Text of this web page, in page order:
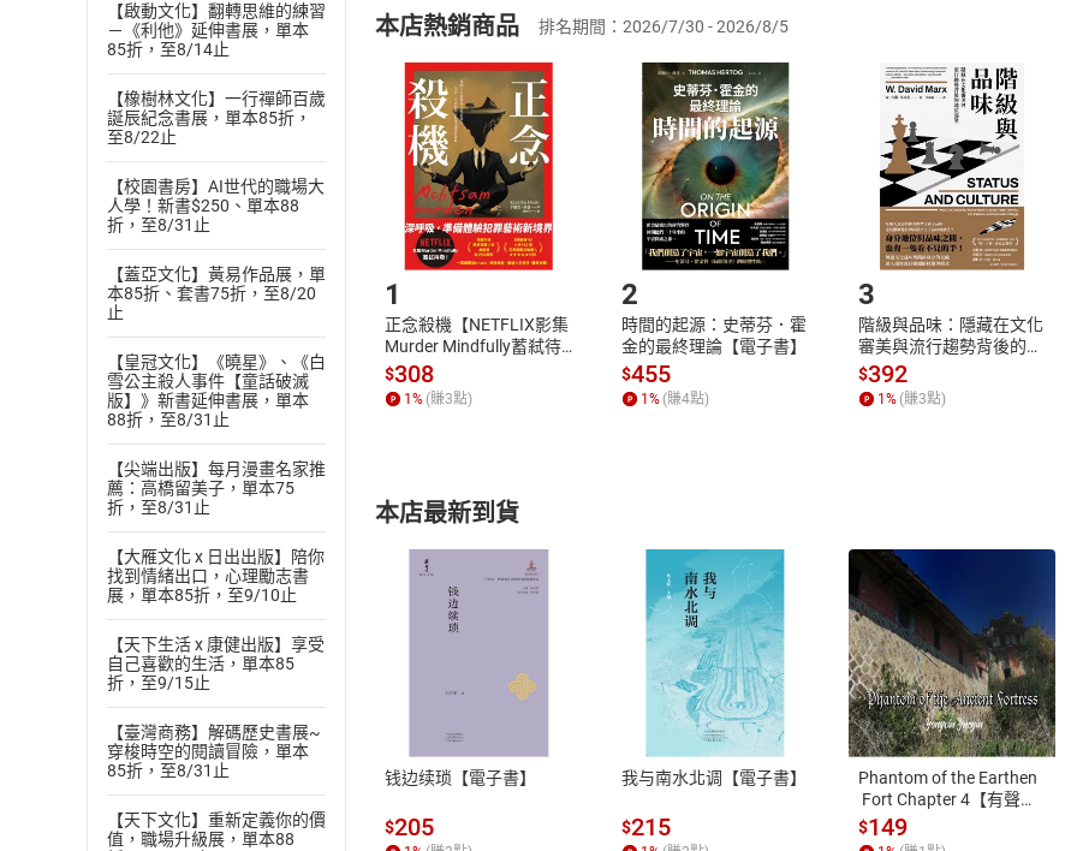
【啟動文化】翻轉思維的練習
－《利他》延伸書展，單本
85折，至8/14止
【橡樹林文化】一行禪師百歲
誕辰紀念書展，單本85折，
至8/22止
【校園書房】AI世代的職場大
人學！新書$250、單本88
折，至8/31止
【蓋亞文化】黃易作品展，單
本85折、套書75折，至8/20
止
【皇冠文化】《曉星》、《白
雪公主殺人事件【童話破滅
版】》新書延伸書展，單本
88折，至8/31止
【尖端出版】每月漫畫名家推
薦：高橋留美子，單本75
折，至8/31止
【大雁文化 x 日出出版】陪你
找到情緒出口，心理勵志書
展，單本85折，至9/10止
【天下生活 x 康健出版】享受
自己喜歡的生活，單本85
折，至9/15止
【臺灣商務】解碼歷史書展~
穿梭時空的閱讀冒險，單本
85折，至8/31止
【天下文化】重新定義你的價
值，職場升級展，單本88
(二)消費者訂購本店鋪之商品即代表知悉本店鋪所銷售之商品為電子書，
且已下載/存取電子書，不得請求退貨退款。
退貨方式：您欲取消訂單或辦理退貨時，請登入樂天市場，並於「我的訂單
貨」，本店鋪將依您的申請進行審核，待審核通過後將為您辦理退款事宜。
請注意，樂天市場須以整筆訂單為單位進行取消/退貨，恕無法以單支商品取
挑選商品
Choose
放入購物車
Shopping cart
登入帳號
Login
購書後，如何開始使用？
Step1.選擇閱讀載具 Step2.登入
付款方式
ATM轉帳、信用卡、LINE PAY、AFTEE
退換貨規範
本店是否提供消費者保護法七日猶
之權利，遽消費者保護法及通訊交
除權合理例外情事適用準則，依商
質各有不同規定。詳細退換貨說明
本店熱銷商品 排名期間：2026/7/30 - 2026/8/5
1
正念殺機【NETFLIX影集
Murder Mindfully蓄弒待
發】【電子書】
$308
1 % (賺3點)
2
時間的起源：史蒂芬．霍
金的最終理論【電子書】
$455
1 % (賺4點)
3
階級與品味：隱藏在文化
審美與流行趨勢背後的地
位渴望【電子書】
$392
1 % (賺3點)
本店最新到貨
钱边续琐【電子書】
$205
我与南水北调【電子書】
$215
Phantom of the Earthen
Fort Chapter 4【有聲
書】
$149